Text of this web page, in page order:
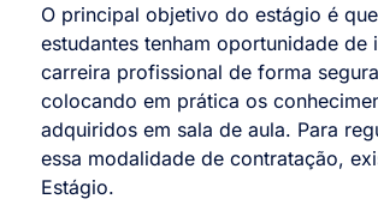
O principal objetivo do estágio é
estudantes tenham oportunidade de
carreira profissional de forma
colocando em prática os
adquiridos em sala de aula. Para
essa modalidade de contratação,
Estágio.